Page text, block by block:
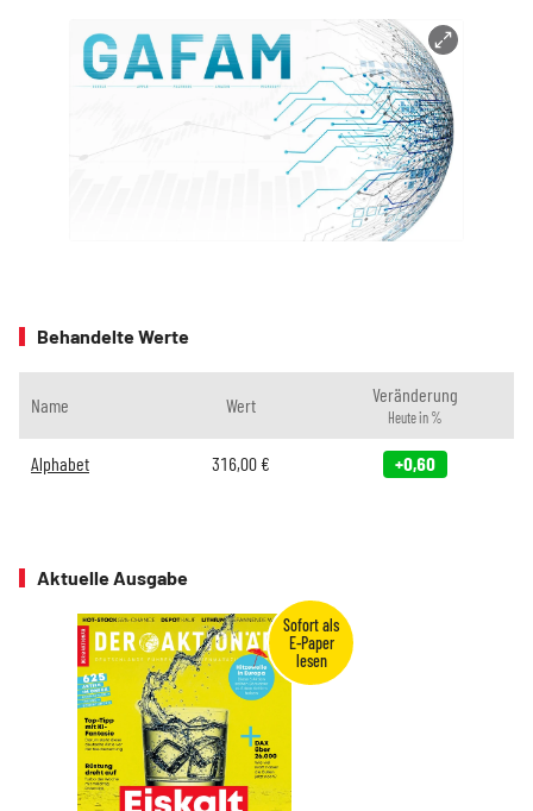
Behandelte Werte
Name Wert Veränderung
Heute in %
Alphabet 316,00 € +0,60
Aktuelle Ausgabe